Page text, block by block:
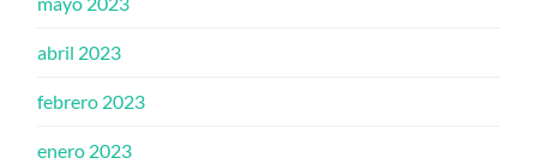
abril 2023
febrero 2023
enero 2023